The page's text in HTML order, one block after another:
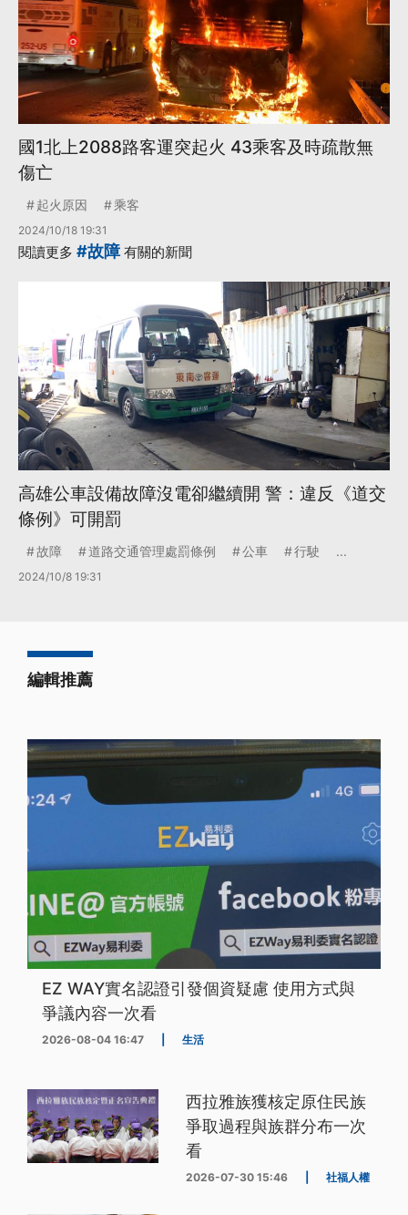
國1北上2088路客運突起火 43乘客及時疏散無
傷亡
起火原因 乘客
2024/10/18 19:31
閱讀更多 #故障有關的新聞
高雄公車設備故障沒電卻繼續開 警：違反《道交
條例》可開罰
故障 道路交通管理處罰條例 公車 行駛 ...
2024/10/8 19:31
編輯推薦
EZ WAY實名認證引發個資疑慮 使用方式與
爭議內容一次看
2026-08-04 16:47 生活
西拉雅族獲核定原住民族
爭取過程與族群分布一次
看
2026-07-30 15:46 社福人權